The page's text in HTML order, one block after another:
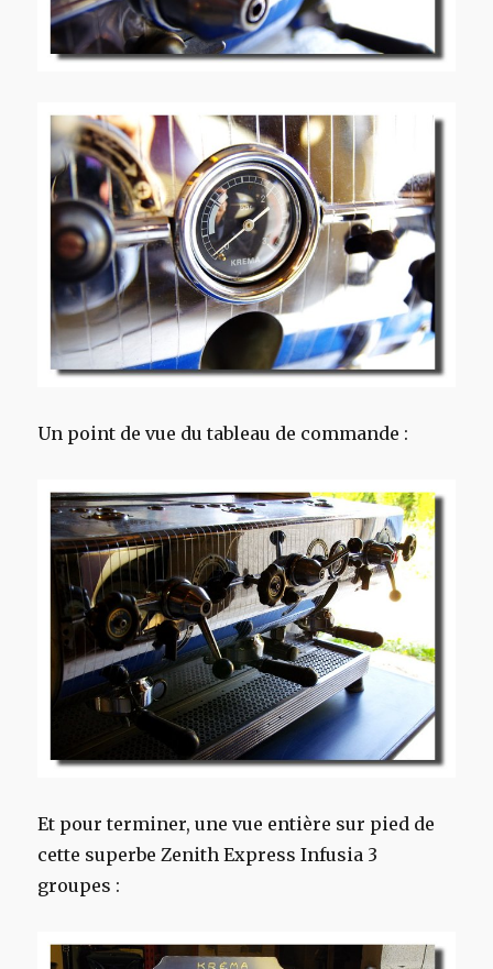
Un point de vue du tableau de commande :
Et pour terminer, une vue entière sur pied de
cette superbe Zenith Express Infusia 3
groupes :